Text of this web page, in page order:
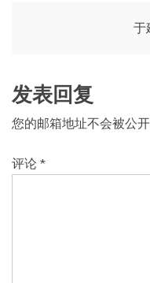
于
发表回复
您的邮箱地址不会被公开
评论 *